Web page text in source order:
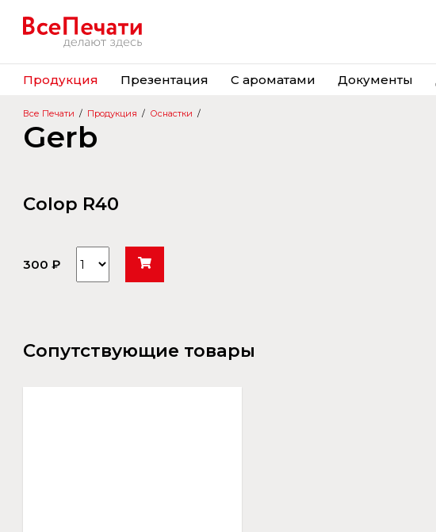
Продукция Презентация С ароматами Документы
Все Печати / Продукция / Оснастки /
Gerb
Colop R40
300 ₽
Сопутствующие товары